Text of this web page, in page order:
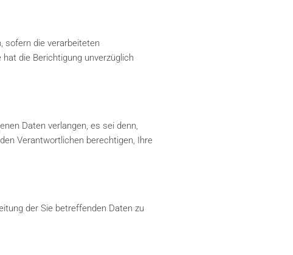
sofern die verarbeiteten
die Berichtigung unverzüglich
Daten verlangen, es sei denn,
Verantwortlichen berechtigen, Ihre
der Sie betreffenden Daten zu